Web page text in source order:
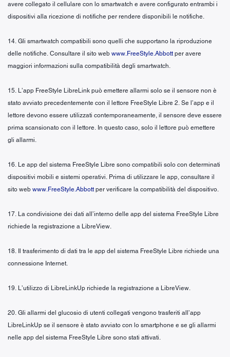
avere collegato il cellulare con lo smartwatch e avere configurato entrambi i
dispositivi alla ricezione di notifiche per rendere disponibili le notifiche.
14. Gli smartwatch compatibili sono quelli che supportano la riproduzione
delle notifiche. Consultare il sito web www.FreeStyle.Abbott per avere
maggiori informazioni sulla compatibilità degli smartwatch.
15. L’app FreeStyle LibreLink può emettere allarmi solo se il sensore non è
stato avviato precedentemente con il lettore FreeStyle Libre 2. Se l’app e il
lettore devono essere utilizzati contemporaneamente, il sensore deve essere
prima scansionato con il lettore. In questo caso, solo il lettore può emettere
gli allarmi.
16. Le app del sistema FreeStyle Libre sono compatibili solo con determinati
dispositivi mobili e sistemi operativi. Prima di utilizzare le app, consultare il
sito web www.FreeStyle.Abbott per verificare la compatibilità del dispositivo.
17. La condivisione dei dati all’interno delle app del sistema FreeStyle Libre
richiede la registrazione a LibreView.
18. Il trasferimento di dati tra le app del sistema FreeStyle Libre richiede una
connessione Internet.
19. L’utilizzo di LibreLinkUp richiede la registrazione a LibreView.
20. Gli allarmi del glucosio di utenti collegati vengono trasferiti all’app
LibreLinkUp se il sensore è stato avviato con lo smartphone e se gli allarmi
nelle app del sistema FreeStyle Libre sono stati attivati.